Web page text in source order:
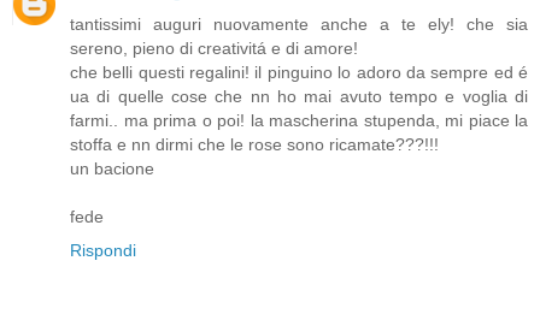
tantissimi auguri nuovamente anche a te ely! che sia
sereno, pieno di creativitá e di amore!
che belli questi regalini! il pinguino lo adoro da sempre ed é
ua di quelle cose che nn ho mai avuto tempo e voglia di
farmi.. ma prima o poi! la mascherina stupenda, mi piace la
stoffa e nn dirmi che le rose sono ricamate???!!!
un bacione
fede
Rispondi